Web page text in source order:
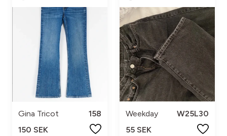
Gina Tricot
158
150 SEK
Weekday
W25L30
55 SEK